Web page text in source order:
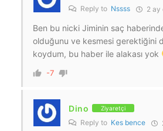
Reply to Nssss 2 ay
Ben bu nicki Jiminin saç
olduğunu ve kesmesi gerektiğini
koydum, bu haber ile alakası yok
-7
Dino Ziyaretçi
Reply to Kes bence